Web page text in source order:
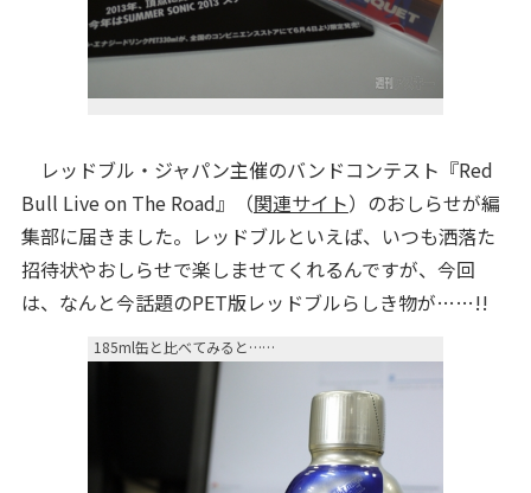
レッドブル・ジャパン主催のバンドコンテスト『Red
Bull Live on The Road』（関連サイト）のおしらせが編
集部に届きました。レッドブルといえば、いつも洒落た
招待状やおしらせで楽しませてくれるんですが、今回
は、なんと今話題のPET版レッドブルらしき物が……!!
185ml缶と比べてみると……